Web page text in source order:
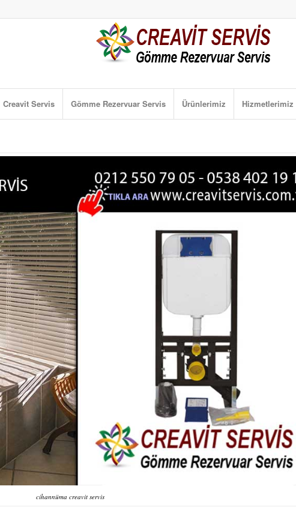
Creavit Servis Gömme Rezervuar Servis Ürünlerimiz Hizmetlerimiz
cihannüma creavit servis